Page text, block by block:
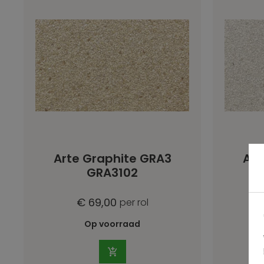
Arte Graphite GRA3
GRA3102
€ 69,00 per rol
Op voorraad